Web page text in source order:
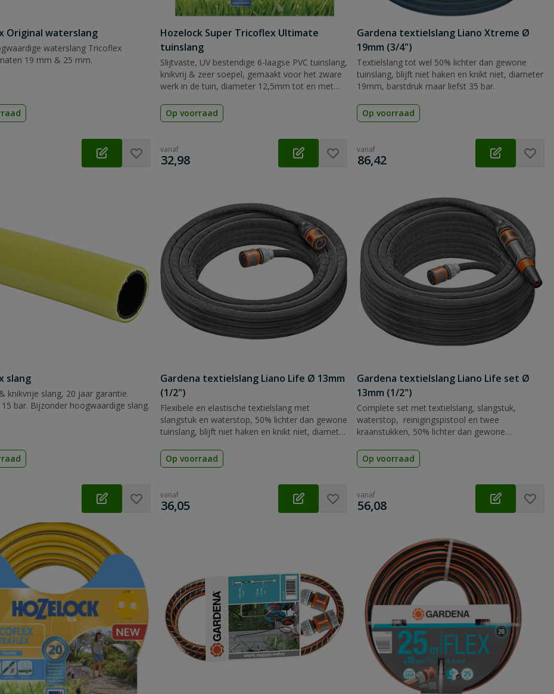
Original waterslang
waterslang Tricoflex
19 mm & 25 mm.
Hozelock Super Tricoflex Ultimate
tuinslang
Slijtvaste, UV bestendige 6-laagse PVC tuinslang,
knikvrij & zeer soepel, gemaakt voor het zware
werk in de tuin, diameter 12,5mm tot en met
Op voorraad
vanaf
€
32,98
Gardena textielslang Liano Xtreme Ø
19mm (3/4")
Textielslang tot wel 50% lichter dan gewone
tuinslang, blijft niet haken en knikt niet, diameter
19mm, barstdruk maar liefst 35 bar.
Op voorraad
vanaf
€
86,42
slang
knikvrije slang, 20 jaar garantie.
bar. Bijzonder hoogwaardige slang.
Gardena textielslang Liano Life Ø 13mm
(1/2")
Flexibele en elastische textielslang met
slangstuk en waterstop, 50% lichter dan gewone
tuinslang, blijft niet haken en knikt niet, diameter
Op voorraad
vanaf
€
36,05
Gardena textielslang Liano Life set Ø
13mm (1/2")
Complete set met textielslang, slangstuk,
waterstop, reinigingspistool en twee
kraanstukken, 50% lichter dan gewone
Op voorraad
vanaf
€
56,08